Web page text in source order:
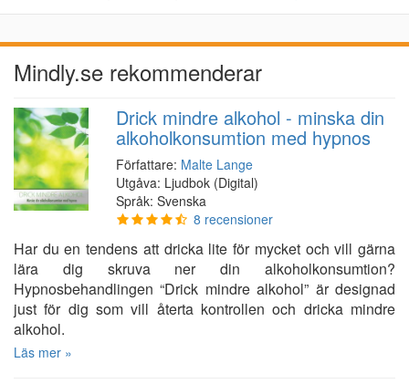
Mindly.se rekommenderar
Drick mindre alkohol - minska din
alkoholkonsumtion med hypnos
Författare: Malte Lange
Utgåva: Ljudbok (Digital)
Språk: Svenska
8 recensioner
Har du en tendens att dricka lite för mycket och vill gärna
lära dig skruva ner din alkoholkonsumtion?
Hypnosbehandlingen “Drick mindre alkohol” är designad
just för dig som vill återta kontrollen och dricka mindre
alkohol.
Läs mer »